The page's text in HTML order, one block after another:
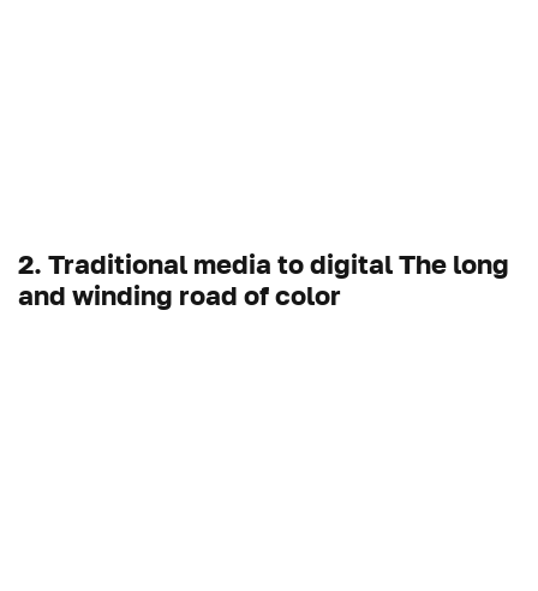
2. Traditional media to digital The long
and winding road of color